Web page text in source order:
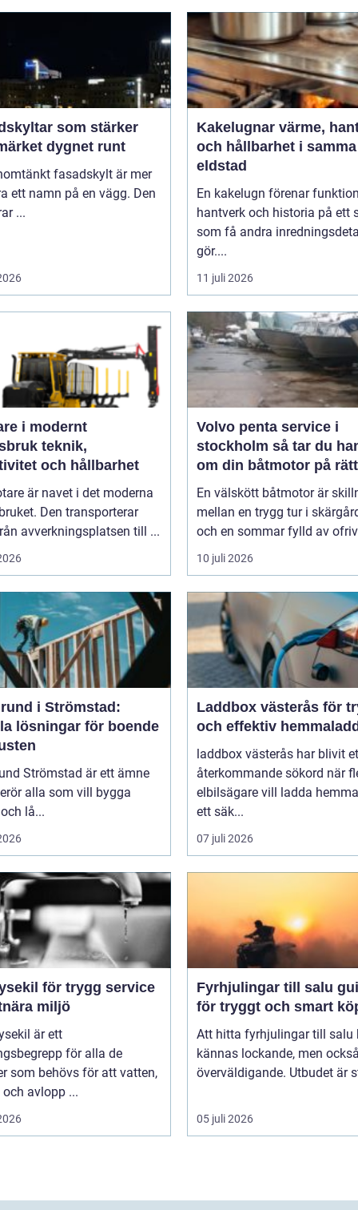
som stärker
dygnet runt
fasadskylt är mer
ett namn på en vägg. Den
...
Kakelugnar värme, hantverk
och hållbarhet i samma
eldstad
En kakelugn förenar
hantverk och historia på ett
som få andra
gör....
11 juli 2026
i modernt
teknik,
och hållbarhet
är navet i det moderna
Den transporterar
avverkningsplatsen till ...
Volvo penta service i
stockholm så tar du hand
om din båtmotor på
En välskött båtmotor är
mellan en trygg tur i
och en sommar fylld av
10 juli 2026
i Strömstad:
lösningar för boende
Strömstad är ett ämne
alla som vill bygga
lå...
Laddbox västerås för
och effektiv
laddbox västerås har blivit
återkommande sökord när
elbilsägare vill ladda
ett säk...
07 juli 2026
för trygg service
miljö
är ett
för alla de
som behövs för att vatten,
avlopp ...
Fyrhjulingar till salu guide
för tryggt och smart
Att hitta fyrhjulingar till salu
kännas lockande, men
överväldigande. Utbudet är
05 juli 2026